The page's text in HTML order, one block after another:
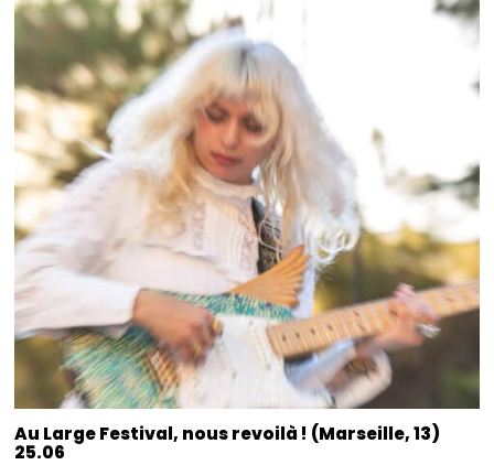
Au Large Festival, nous revoilà ! (Marseille, 13)
25.06